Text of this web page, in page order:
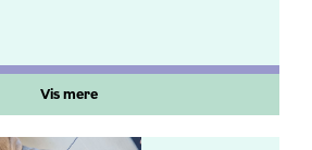
Vis mere